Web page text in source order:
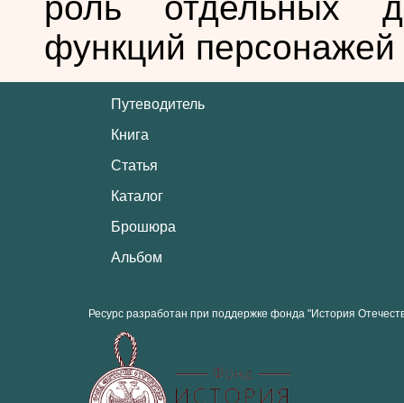
функций персонажей
Путеводитель
Книга
Статья
Каталог
Брошюра
Альбом
Ресурс разработан при поддержке фонда "История